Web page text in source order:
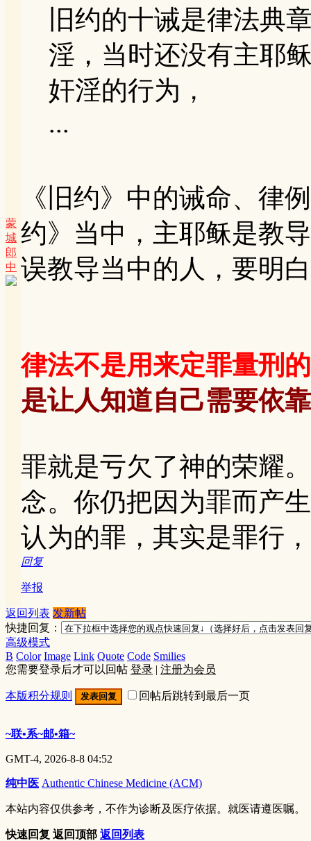
蒙
城
郎
中
旧约的十诫是律法典
淫，当时还没有主耶
奸淫的行为，
...
《旧约》中的诫命、律
约》当中，主耶稣是教
误教导当中的人，要明
律法不是用来定罪量刑的
是让人知道自己需要依
罪就是亏欠了神的荣耀
念。你仍把因为罪而产
认为的罪，其实是罪行
回复
举报
返回列表 发新帖
快捷回复：
高级模式
B Color Image Link Quote Code Smilies
您需要登录后才可以回帖 登录 | 注册为会员
本版积分规则 发表回复 回帖后跳转到最后一页
~联•系~邮•箱~
GMT-4, 2026-8-8 04:52
纯中医 Authentic Chinese Medicine (ACM)
本站内容仅供参考，不作为诊断及医疗依据。就医请遵医嘱。
快速回复 返回顶部 返回列表